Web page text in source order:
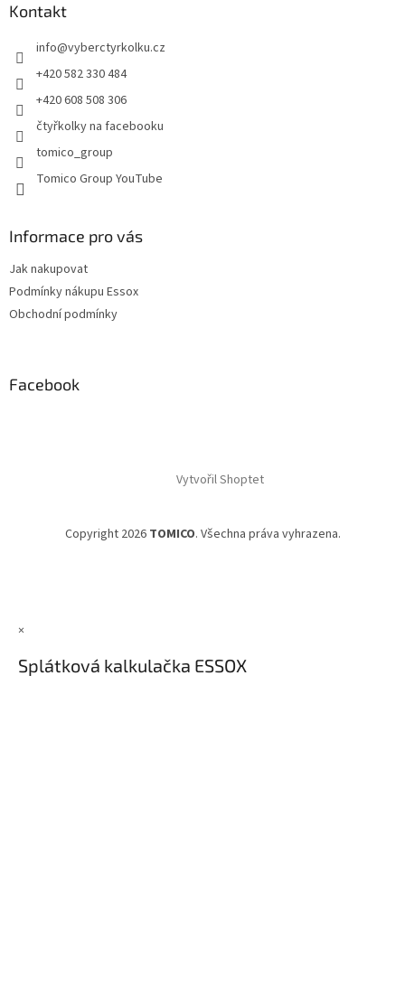
Kontakt
info@vyberctyrkolku.cz
+420 582 330 484
+420 608 508 306
čtyřkolky na facebooku
tomico_group
Tomico Group YouTube
Informace pro vás
Jak nakupovat
Podmínky nákupu Essox
Obchodní podmínky
Facebook
Vytvořil Shoptet
Copyright 2026 TOMICO. Všechna práva vyhrazena.
×
Splátková kalkulačka ESSOX